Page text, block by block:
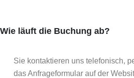
Wie läuft die Buchung ab?
Sie kontaktieren uns telefonisch,
das Anfrageformular auf der